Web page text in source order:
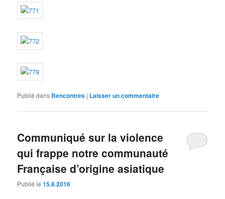
Publié dans Rencontres | Laisser un commentaire
Communiqué sur la violence
qui frappe notre communauté
Française d’origine asiatique
Publié le15.8.2016